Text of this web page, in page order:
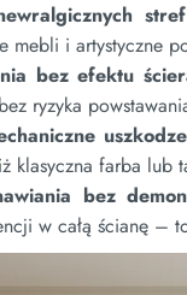
stref
mebli i artystyczne
bez efektu
ryzyka
klasyczna farba
bez
w całą ścianę –